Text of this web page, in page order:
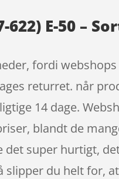
622) E-50 –
fordi
returret. når
14 dage.
blandt de
super hurtigt,
slipper du helt for,